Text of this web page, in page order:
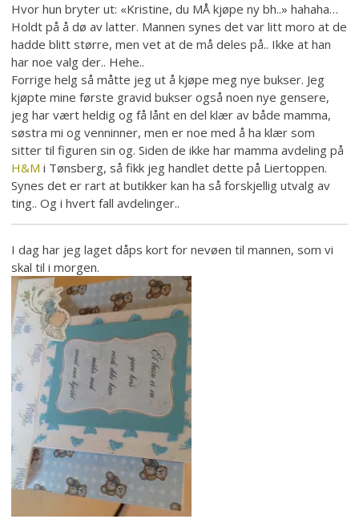
Hvor hun bryter ut: «Kristine, du MÅ kjøpe ny bh..» hahaha…
Holdt på å dø av latter. Mannen synes det var litt moro at de
hadde blitt større, men vet at de må deles på.. Ikke at han
har noe valg der.. Hehe..
Forrige helg så måtte jeg ut å kjøpe meg nye bukser. Jeg
kjøpte mine første gravid bukser også noen nye gensere,
jeg har vært heldig og få lånt en del klær av både mamma,
søstra mi og venninner, men er noe med å ha klær som
sitter til figuren sin og. Siden de ikke har mamma avdeling på
H&M i Tønsberg, så fikk jeg handlet dette på Liertoppen.
Synes det er rart at butikker kan ha så forskjellig utvalg av
ting.. Og i hvert fall avdelinger..
I dag har jeg laget dåps kort for nevøen til mannen, som vi
skal til i morgen.